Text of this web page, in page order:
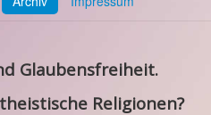
Glaubensfreiheit.
Religionen?